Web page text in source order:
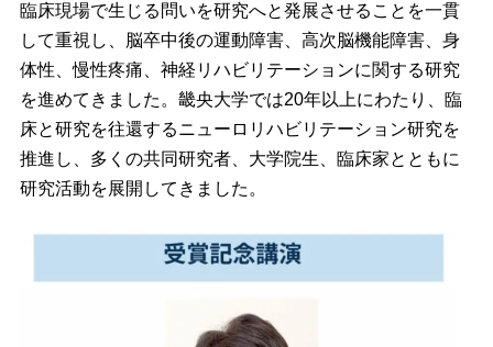
臨床現場で生じる問いを研究へと発展させることを一貫
して重視し、脳卒中後の運動障害、高次脳機能障害、身
体性、慢性疼痛、神経リハビリテーションに関する研究
を進めてきました。畿央大学では20年以上にわたり、臨
床と研究を往還するニューロリハビリテーション研究を
推進し、多くの共同研究者、大学院生、臨床家とともに
研究活動を展開してきました。